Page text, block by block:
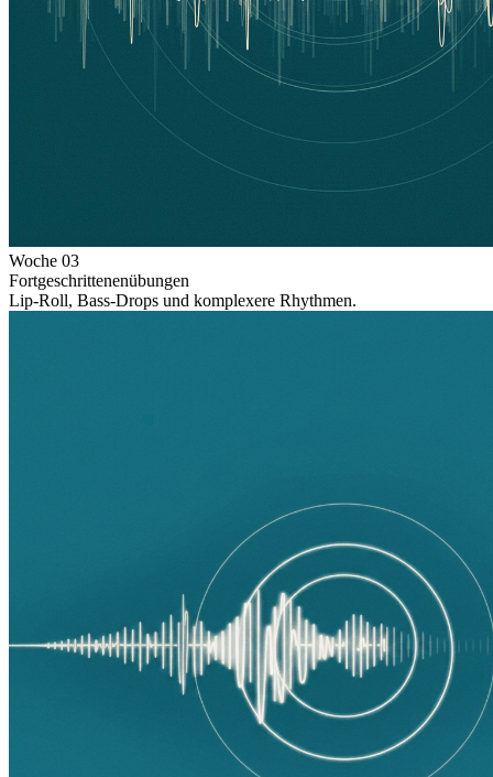
Woche 03
Fortgeschrittenenübungen
Lip-Roll, Bass-Drops und komplexere Rhythmen.